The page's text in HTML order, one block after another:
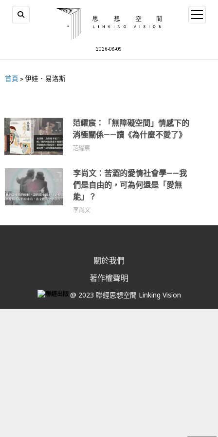
2026-08-09
首頁 >伊娃．易洛斯
范耀宸：「無障礙空間」情感下的
消極關係——讀《為什麼不愛了》
范耀宸
李尚文：苦澀的愛情社會學——我
們是自由的，可為何還是「愛無
能」？
李尚文
關於我們
著作權聲明
@ 2023 聯經思想空間 Linking Vision